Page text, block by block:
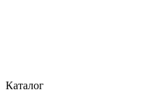
Каталог